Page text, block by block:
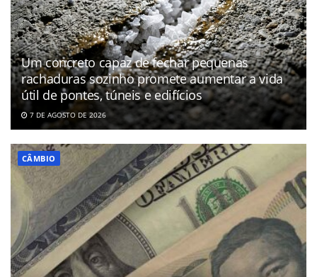
Um concreto capaz de fechar pequenas
rachaduras sozinho promete aumentar a vida
útil de pontes, túneis e edifícios
7 DE AGOSTO DE 2026
CÂMBIO